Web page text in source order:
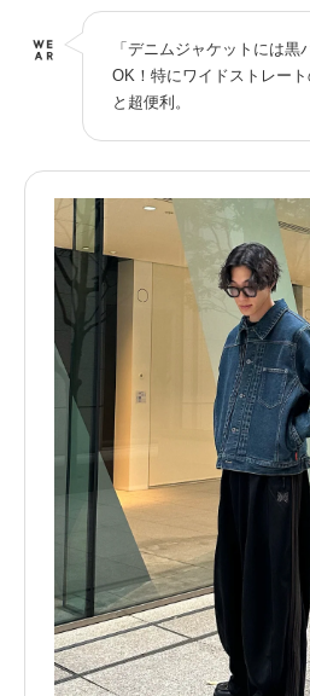
「デニムジャケットには
OK！特にワイドストレー
と超便利。